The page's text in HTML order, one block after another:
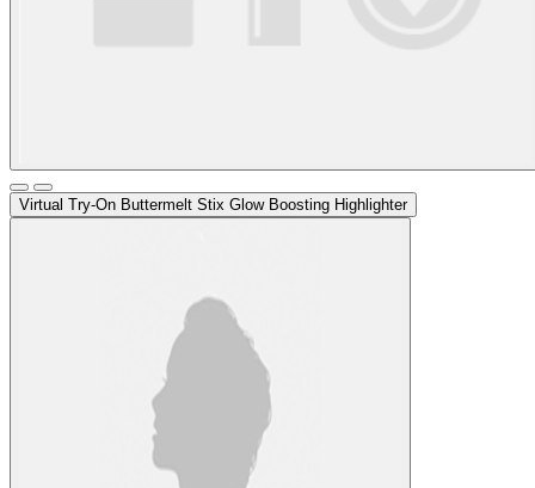
Virtual Try-On Buttermelt Stix Glow Boosting Highlighter